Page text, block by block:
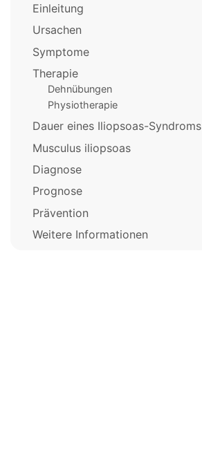
Einleitung
Ursachen
Symptome
Therapie
Dehnübungen
Physiotherapie
Dauer eines Iliopsoas-Syndroms
Musculus iliopsoas
Diagnose
Prognose
Prävention
Weitere Informationen